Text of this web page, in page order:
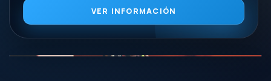
VER INFORMACIÓN